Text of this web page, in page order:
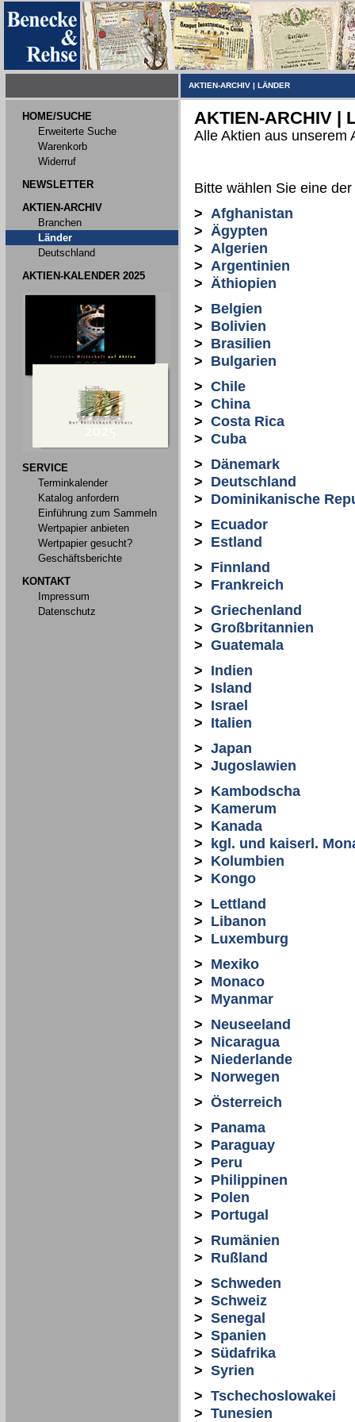
AKTIEN-ARCHIV | LÄNDER
HOME/SUCHE
Erweiterte Suche
Warenkorb
Widerruf
NEWSLETTER
AKTIEN-ARCHIV
Branchen
Länder
Deutschland
AKTIEN-KALENDER 2025
SERVICE
Terminkalender
Katalog anfordern
Einführung zum Sammeln
Wertpapier anbieten
Wertpapier gesucht?
Geschäftsberichte
KONTAKT
Impressum
Datenschutz
AKTIEN-ARCHIV |
Alle Aktien aus unserem
Bitte wählen Sie eine
> Afghanistan
> Ägypten
> Algerien
> Argentinien
> Äthiopien
> Belgien
> Bolivien
> Brasilien
> Bulgarien
> Chile
> China
> Costa Rica
> Cuba
> Dänemark
> Deutschland
> Dominikanische
> Ecuador
> Estland
> Finnland
> Frankreich
> Griechenland
> Großbritannien
> Guatemala
> Indien
> Island
> Israel
> Italien
> Japan
> Jugoslawien
> Kambodscha
> Kamerum
> Kanada
>
kgl. und kaiserl.
> Kolumbien
> Kongo
> Lettland
> Libanon
> Luxemburg
> Mexiko
> Monaco
> Myanmar
> Neuseeland
> Nicaragua
> Niederlande
> Norwegen
> Österreich
> Panama
> Paraguay
> Peru
> Philippinen
> Polen
> Portugal
> Rumänien
> Rußland
> Schweden
> Schweiz
> Senegal
> Spanien
> Südafrika
> Syrien
> Tschechoslowakei
> Tunesien